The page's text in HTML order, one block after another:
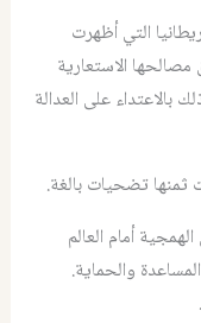
التي أظهرت
الاستعارية
بالاعتداء على العدالة
ثمنها تضحيات بالغة.
أمام العالم
والحماية.